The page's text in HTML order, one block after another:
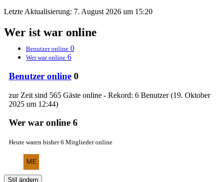
Letzte Aktualisierung: 7. August 2026 um 15:20
Wer ist war online
Benutzer online 0
Wer war online 6
Benutzer online 0
zur Zeit sind 565 Gäste online - Rekord: 6 Benutzer (19. Oktober
2025 um 12:44)
Wer war online 6
Heute waren bisher 6 Mitglieder online
Stil ändern